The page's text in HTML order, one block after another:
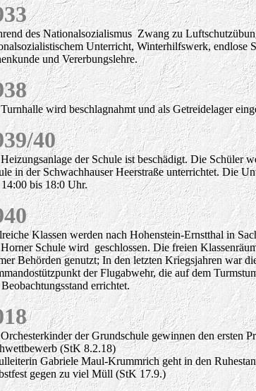
des Nationalsozialismus Zwang zu
Unterricht, Winterhilfswerk, endlose
und Vererbungslehre.
wird beschlagnahmt und als Getreidelager
40
der Schule ist beschädigt. Die Schüler
in der Schwachhauser Heerstraße unterrichtet. Die
bis 18:0 Uhr.
Klassen werden nachHohenstein-Ernstthal in
Schule wird geschlossen. Die freien
Behörden genutzt; In den letzten Kriegsjahren war
der Flugabwehr, die auf dem
errichtet.
der Grundschule gewinnen den ersten
(StK 8.2.18)
Gabriele Maul-Krummrich geht in den
gegen zu viel Müll (StK 17.9.)